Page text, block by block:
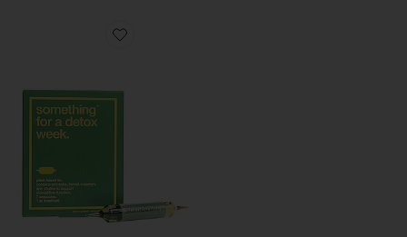
Favorite SOMETHING FOR A DETOX WEEK サプリメ